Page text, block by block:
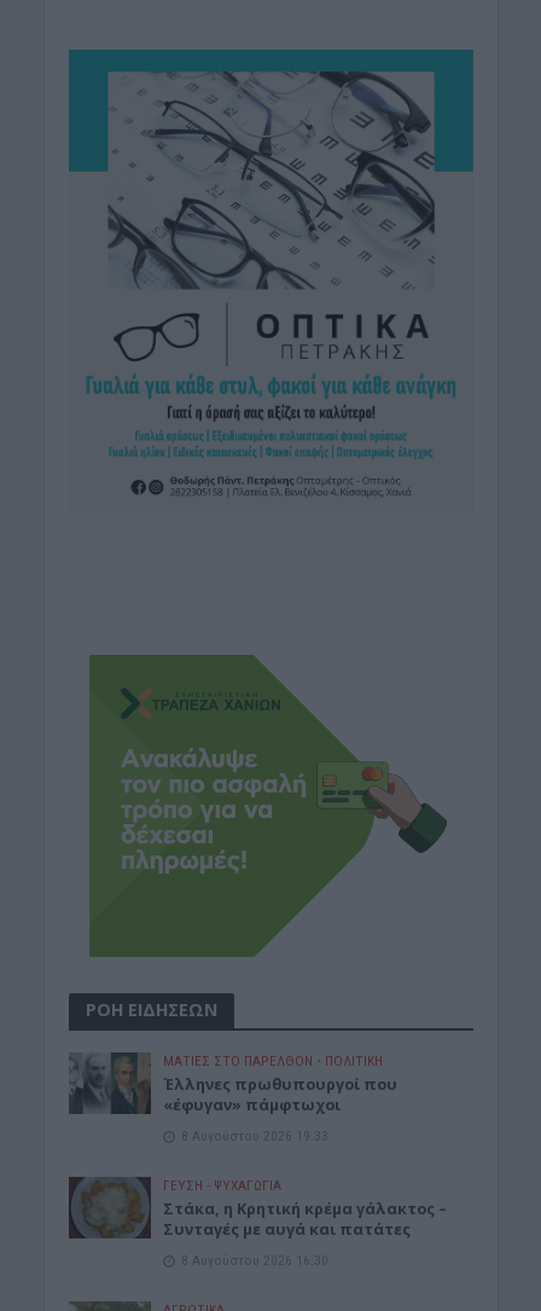
ΡΟΗ ΕΙΔΗΣΕΩΝ
ΜΑΤΙΕΣ ΣΤΟ ΠΑΡΕΛΘΟΝ • ΠΟΛΙΤΙΚΗ
Έλληνες πρωθυπουργοί που
«έφυγαν» πάμφτωχοι
8 Αυγούστου 2026 19:33
ΓΕΎΣΗ - ΨΥΧΑΓΩΓΊΑ
Στάκα, η Κρητική κρέμα γάλακτος –
Συνταγές με αυγά και πατάτες
8 Αυγούστου 2026 16:30